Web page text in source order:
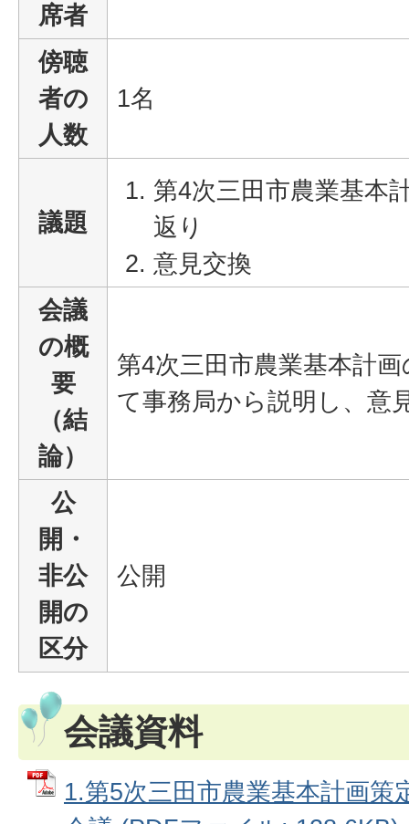
席者
傍聴
者の
人数
1名
議題
第4次三田市農業基本
返り
意見交換
会議
の概
要
（結
論）
第4次三田市農業基本計
て事務局から説明し、意
公
開・
非公
開の
区分
公開
会議資料
1.第5次三田市農業基本計画策